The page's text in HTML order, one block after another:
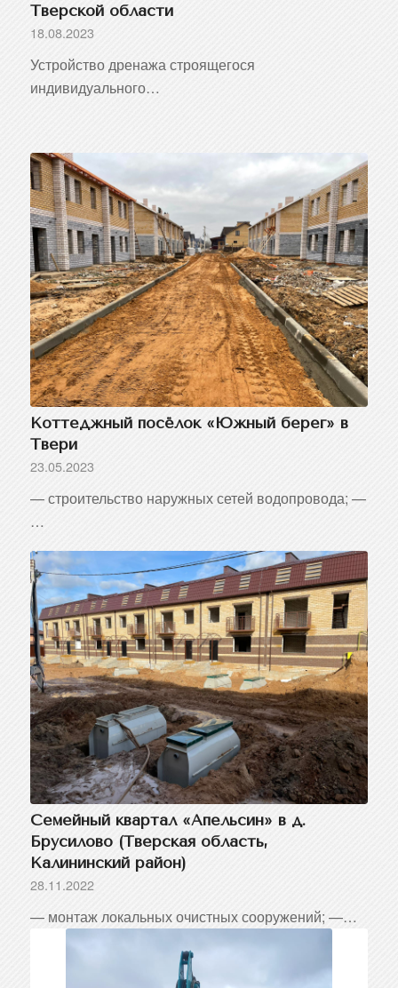
Тверской области
18.08.2023
Устройство дренажа строящегося
индивидуального…
Коттеджный посёлок «Южный берег» в
Твери
23.05.2023
— строительство наружных сетей водопровода; —
…
Семейный квартал «Апельсин» в д.
Брусилово (Тверская область,
Калининский район)
28.11.2022
— монтаж локальных очистных сооружений; —…